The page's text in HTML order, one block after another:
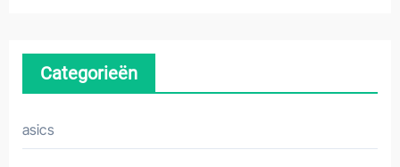
Categorieën
asics